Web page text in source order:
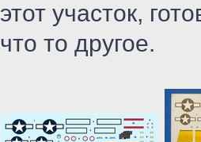
этот участок,
что то другое.